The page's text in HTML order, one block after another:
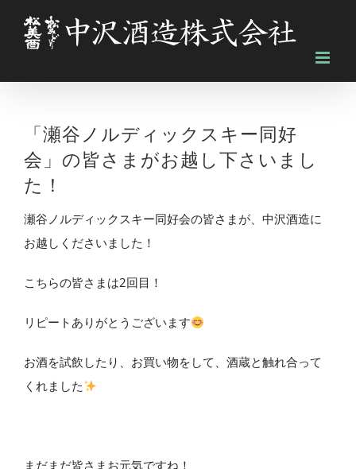
「瀬谷ノルディックスキー同好
会」の皆さまがお越し下さいまし
た！
瀬谷ノルディックスキー同好会の皆さまが、中沢酒造に
お越しくださいました！
こちらの皆さまは2回目！
リピートありがとうございます
お酒を試飲したり、お買い物をして、酒蔵と触れ合って
くれました
まだまだ皆さまお元気ですね！